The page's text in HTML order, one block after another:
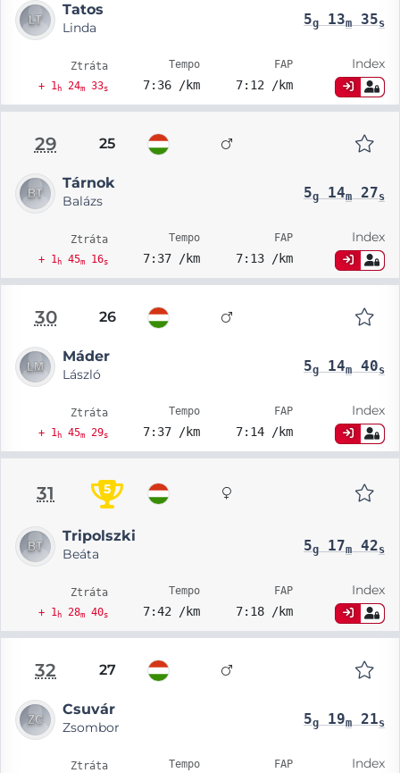
Tatos
Linda 5g13m35s
Ztráta
+ 1h24m33s
Tempo
7:36 /km
FAP
7:12 /km
Index
29 25
Tárnok
Balázs 5g14m27s
Ztráta
+ 1h45m16s
Tempo
7:37 /km
FAP
7:13 /km
Index
30 26
Máder
László 5g14m40s
Ztráta
+ 1h45m29s
Tempo
7:37 /km
FAP
7:14 /km
Index
31 5
Tripolszki
Beáta 5g17m42s
Ztráta
+ 1h28m40s
Tempo
7:42 /km
FAP
7:18 /km
Index
32 27
Csuvár
Zsombor 5g19m21s
Ztráta
Tempo FAP Index